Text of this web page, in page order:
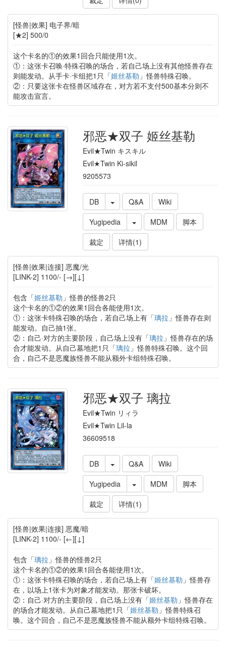
[怪兽|效果] 电子界/暗
[★2] 500/0
这个卡名的①的效果1回合只能使用1次。
①：这张卡召唤·特殊召唤的场合，若自己场上没有其他怪兽存在
则能发动。从手卡·卡组把1只「姬丝基勒 」怪兽特殊召唤。
②：只要这张卡在怪兽区域存在，对方若不支付500基本分则不
能攻击宣言。
邪恶★双子 姬丝基勒
Evil★Twin キスキル
Evil★Twin Ki-sikil
9205573
DB Q&A
Wiki
Yugipedia
MDM
脚本
裁定
详情(1)
[怪兽|效果|连接] 恶魔/光
[LINK-2] 1100/- [→][↓]
包含「姬丝基勒 」怪兽的怪兽2只
这个卡名的①②的效果1回合各能使用1次。
①：这张卡特殊召唤的场合，若自己场上有「璃拉 」怪兽存在则
能发动。自己抽1张。
②：自己·对方的主要阶段，自己场上没有「璃拉 」怪兽存在的场
合才能发动。从自己墓地把1只「璃拉 」怪兽特殊召唤。这个回
合，自己不是恶魔族怪兽不能从额外卡组特殊召唤。
邪恶★双子 璃拉
Evil★Twin リィラ
Evil★Twin Lil-la
36609518
DB Q&A
Wiki
Yugipedia
MDM
脚本
裁定
详情(1)
[怪兽|效果|连接] 恶魔/暗
[LINK-2] 1100/- [←][↓]
包含「璃拉 」怪兽的怪兽2只
这个卡名的①②的效果1回合各能使用1次。
①：这张卡特殊召唤的场合，若自己场上有「姬丝基勒 」怪兽存
在，以场上1张卡为对象才能发动。那张卡破坏。
②：自己·对方的主要阶段，自己场上没有「姬丝基勒 」怪兽存在
的场合才能发动。从自己墓地把1只「姬丝基勒 」怪兽特殊召
唤。这个回合，自己不是恶魔族怪兽不能从额外卡组特殊召唤。